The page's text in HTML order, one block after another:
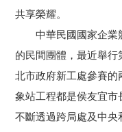
共享榮耀。
中華民國國家企業
的民間團體，最近舉
北市政府新工處參賽
象站工程都是侯友宜市
不斷透過跨局處及中